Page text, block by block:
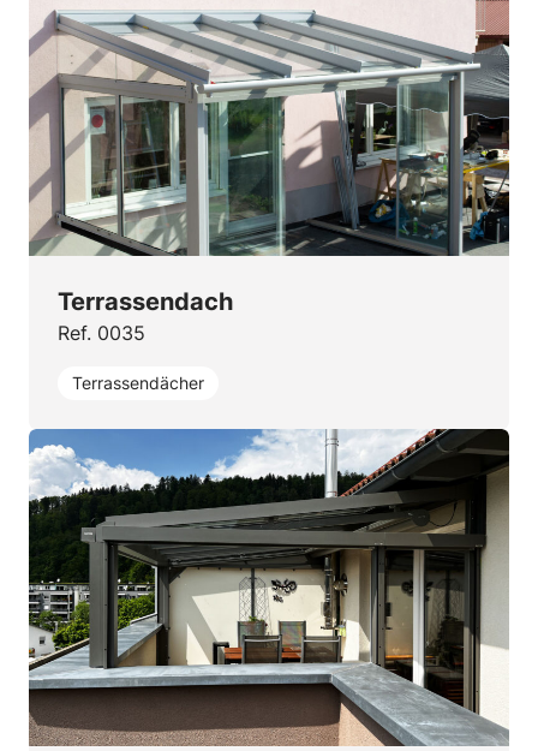
Terrassendach
Ref. 0035
Terrassendächer